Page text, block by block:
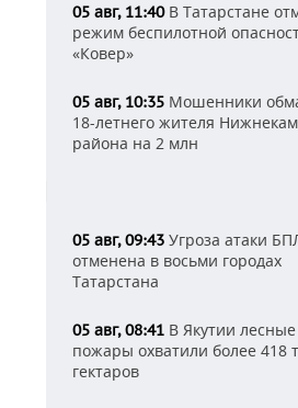
05 авг, 11:40В Татарстане
режим беспилотной
«Ковер»
05 авг, 10:35 Мошенники
18-летнего жителя
района на 2 млн
05 авг, 09:43 Угроза атаки
отменена в восьми городах
Татарстана
05 авг, 08:41 В Якутии лесные
пожары охватили более 418
гектаров